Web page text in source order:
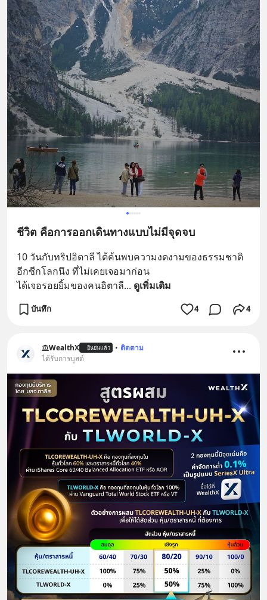
ชีวิต คือการออกเดินทางแบบไม่มีจุดจบ
10 วันกับทริปอิตาลี ได้ค้นพบความงดงามของธรรมชาติ
อีกซีกโลกนึง ที่ไม่เคยเจอมาก่อน
ได้เจอรอยยิ้มของคนอิตาลี... ดูเพิ่มเติม
บันทึก 4 4
WealthX ยืนยันแล้ว • ติดตาม
ได้รับการบูสต์